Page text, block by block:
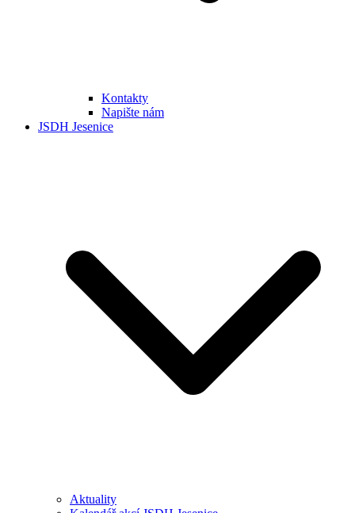
Kontakty
Napište nám
JSDH Jesenice
Aktuality